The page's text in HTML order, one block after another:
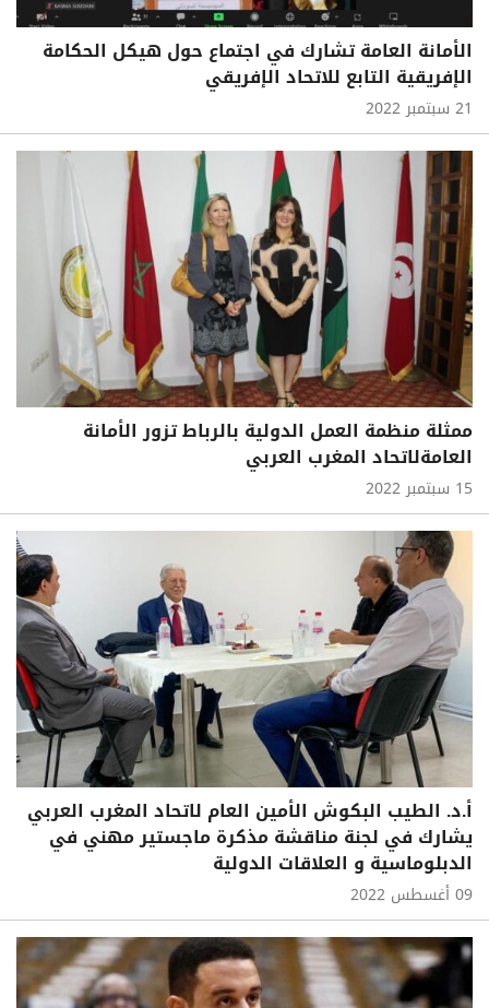
الأمانة العامة تشارك في اجتماع حول هيكل الحكامة
الإفريقية التابع للاتحاد الإفريقي
21 سبتمبر 2022
ممثلة منظمة العمل الدولية بالرباط تزور الأمانة
العامةلاتحاد المغرب العربي
15 سبتمبر 2022
أ.د. الطيب البكوش الأمين العام لاتحاد المغرب العربي
يشارك في لجنة مناقشة مذكرة ماجستير مهني في
الدبلوماسية و العلاقات الدولية
09 أغسطس 2022